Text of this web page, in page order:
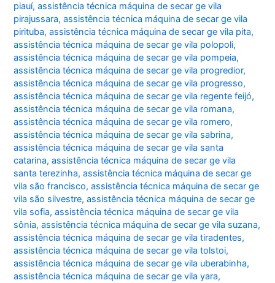
piauí,assistência técnica máquina de secar ge vila
pirajussara,assistência técnica máquina de secar ge vila
pirituba,assistência técnica máquina de secar ge vila pita,
assistência técnica máquina de secar ge vila polopoli,
assistência técnica máquina de secar ge vila pompeia,
assistência técnica máquina de secar ge vila progredior,
assistência técnica máquina de secar ge vila progresso,
assistência técnica máquina de secar ge vila regente feijó,
assistência técnica máquina de secar ge vila romana,
assistência técnica máquina de secar ge vila romero,
assistência técnica máquina de secar ge vila sabrina,
assistência técnica máquina de secar ge vila santa
catarina,assistência técnica máquina de secar ge vila
santa terezinha,assistência técnica máquina de secar ge
vila são francisco,assistência técnica máquina de secar ge
vila são silvestre,assistência técnica máquina de secar ge
vila sofia,assistência técnica máquina de secar ge vila
sônia,assistência técnica máquina de secar ge vila suzana,
assistência técnica máquina de secar ge vila tiradentes,
assistência técnica máquina de secar ge vila tolstoi,
assistência técnica máquina de secar ge vila uberabinha,
assistência técnica máquina de secar ge vila yara,